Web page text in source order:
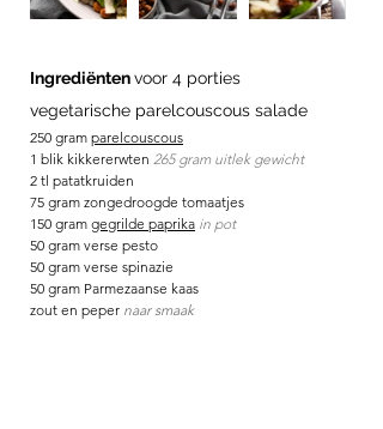
Ingrediënten voor 4 porties
vegetarische parelcouscous salade
250 gram parelcouscous
1 blik kikkererwten 265 gram uitlek gewicht
2 tl patatkruiden
75 gram zongedroogde tomaatjes
150 gram gegrilde paprika in pot
50 gram verse pesto
50 gram verse spinazie
50 gram Parmezaanse kaas
zout en peper naar smaak